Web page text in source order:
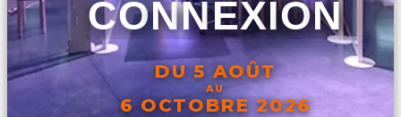
CONNEXION
DU 5 AOÛT
AU
6 OCTOBRE 2026